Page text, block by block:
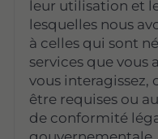
leur utilisation et
lesquelles nous
à celles qui sont
services que vous
vous interagissez,
être requises ou
de conformité